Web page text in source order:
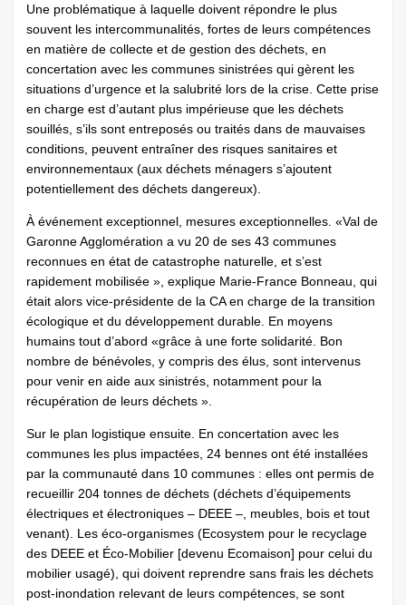
Une problématique à laquelle doivent répondre le plus
souvent les intercommunalités, fortes de leurs compétences
en matière de collecte et de gestion des déchets, en
concertation avec les communes sinistrées qui gèrent les
situations d’urgence et la salubrité lors de la crise. Cette prise
en charge est d’autant plus impérieuse que les déchets
souillés, s’ils sont entreposés ou traités dans de mauvaises
conditions, peuvent entraîner des risques sanitaires et
environnementaux (aux déchets ménagers s’ajoutent
potentiellement des déchets dangereux).
À événement exceptionnel, mesures exceptionnelles. «Val de
Garonne Agglomération a vu 20 de ses 43 communes
reconnues en état de catastrophe naturelle, et s’est
rapidement mobilisée », explique Marie-France Bonneau, qui
était alors vice-présidente de la CA en charge de la transition
écologique et du développement durable. En moyens
humains tout d’abord «grâce à une forte solidarité. Bon
nombre de bénévoles, y compris des élus, sont intervenus
pour venir en aide aux sinistrés, notamment pour la
récupération de leurs déchets ».
Sur le plan logistique ensuite. En concertation avec les
communes les plus impactées, 24 bennes ont été installées
par la communauté dans 10 communes : elles ont permis de
recueillir 204 tonnes de déchets (déchets d’équipements
électriques et électroniques – DEEE –, meubles, bois et tout
venant). Les éco-­organismes (Ecosystem pour le recyclage
des DEEE et Éco-Mobilier [devenu Ecomaison] pour celui du
mobilier usagé), qui doivent reprendre sans frais les déchets
post-inondation relevant de leurs compétences, se sont